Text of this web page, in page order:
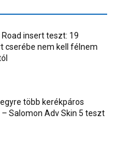
Road insert teszt: 19
cserébe nem kell félnem
több kerékpáros
Salomon Adv Skin 5 teszt